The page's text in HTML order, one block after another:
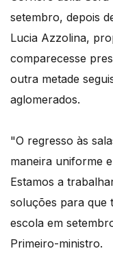
setembro, depois
Lucia Azzolina,
comparecesse
outra metade
aglomerados.
"O regresso às
maneira uniforme
Estamos a
soluções para que
escola em
Primeiro-ministro.